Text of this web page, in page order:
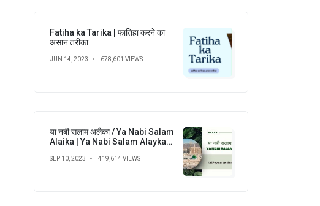
Fatiha ka Tarika | फातिहा करने का
असान तरीका
JUN 14, 2023 678,601 VIEWS
या नबी सलाम अलैका / Ya Nabi Salam
Alaika | Ya Nabi Salam Alayka
SEP 10, 2023 419,614 VIEWS